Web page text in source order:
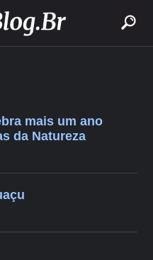
mais um ano
da Natureza